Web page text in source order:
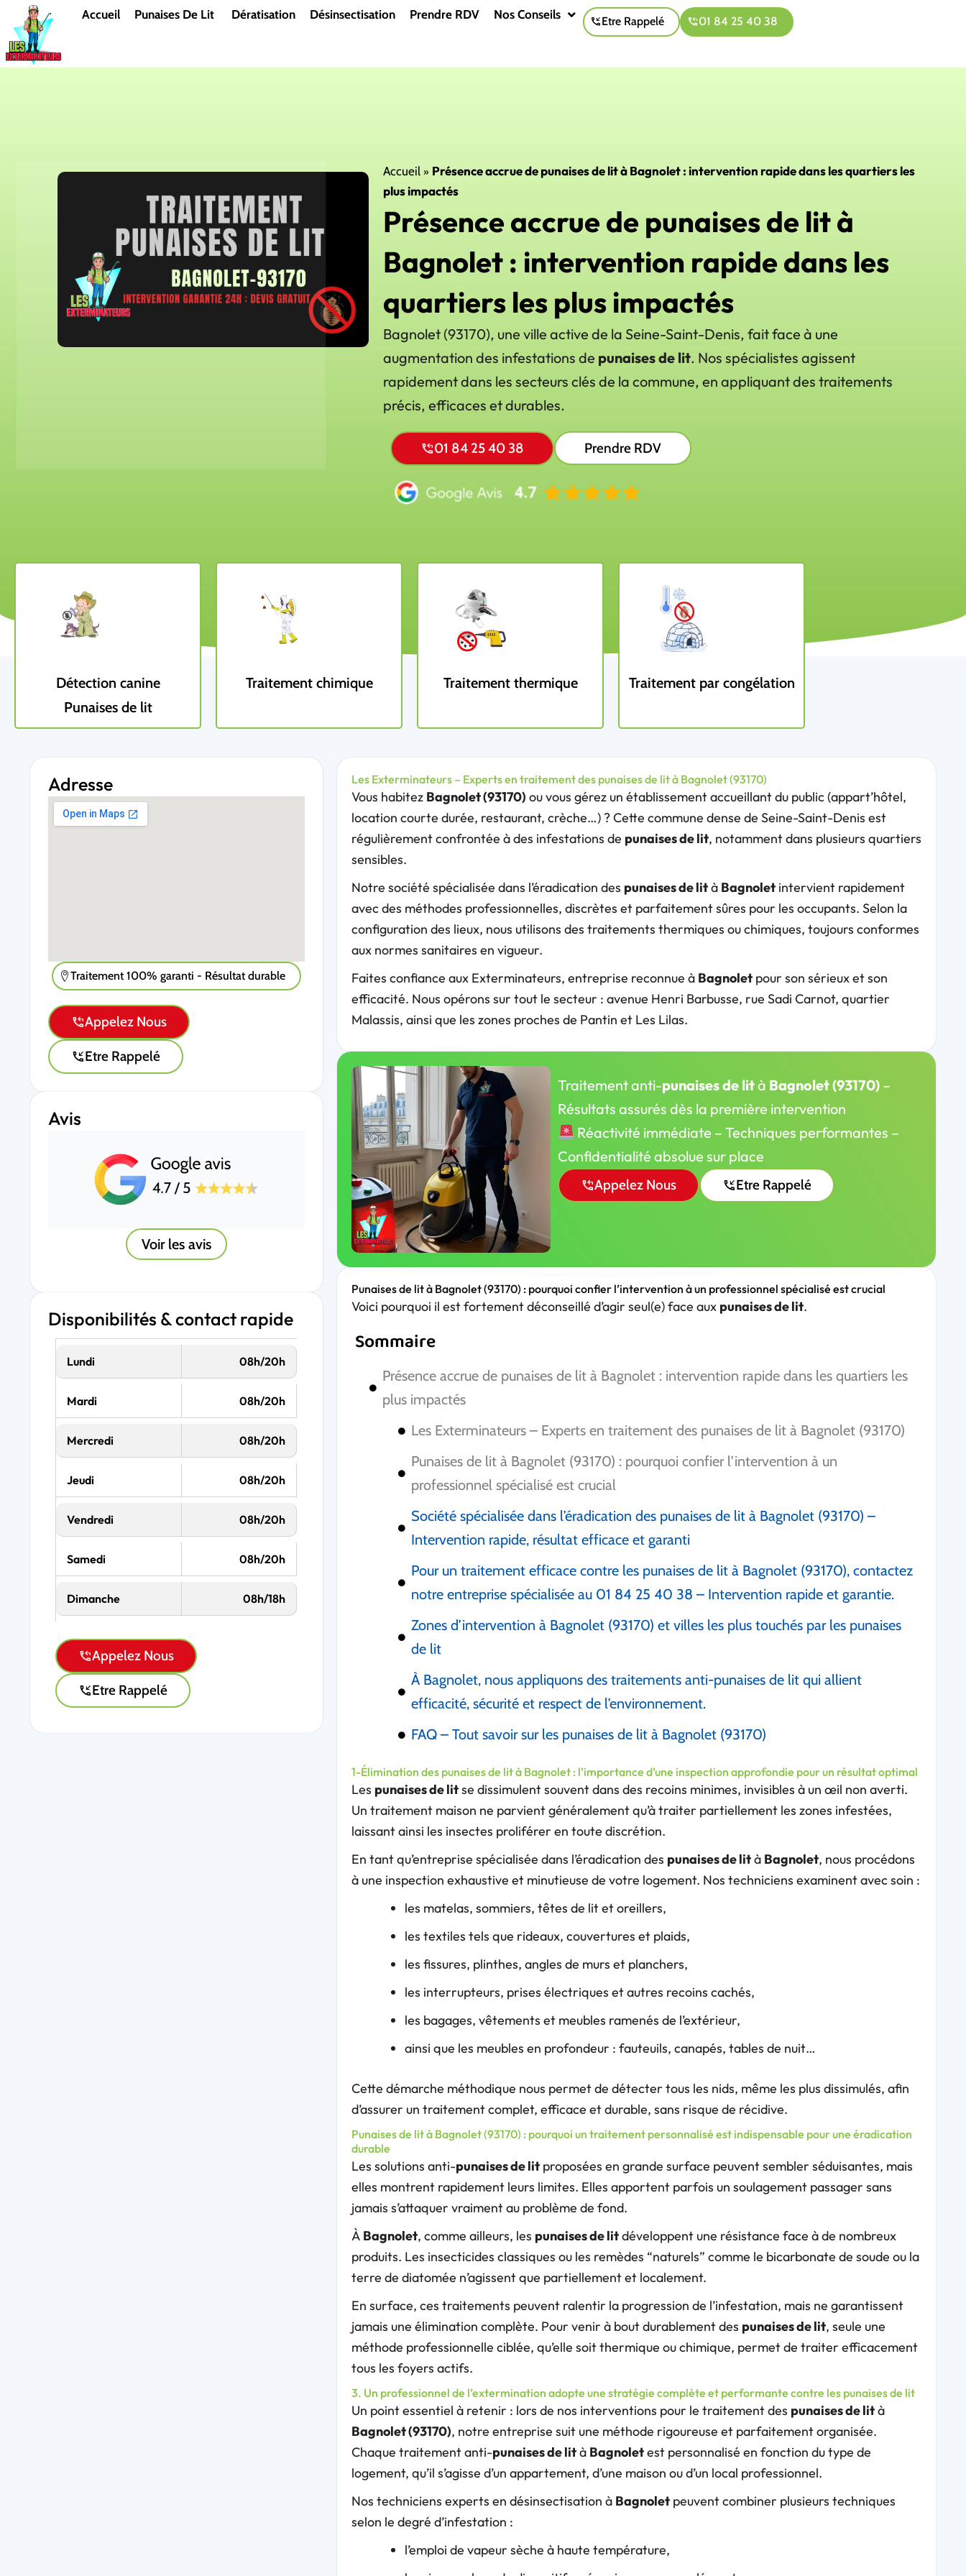
contenu
Accueil Punaises De Lit Dératisation Désinsectisation Prendre RDV Nos Conseils Etre Rappelé 01 84 25 40 38
Accueil » Présence accrue de punaises de lit à Bagnolet : intervention rapide dans les quartiers les
plus impactés
Présence accrue de punaises de lit à
Bagnolet : intervention rapide dans les
quartiers les plus impactés
Bagnolet (93170), une ville active de la Seine-Saint-Denis, fait face à une
augmentation des infestations de punaises de lit. Nos spécialistes agissent
rapidement dans les secteurs clés de la commune, en appliquant des traitements
précis, efficaces et durables.
01 84 25 40 38 Prendre RDV
Détection canine
Punaises de lit
Traitement chimique Traitement thermique Traitement par congélation
Adresse
Traitement 100% garanti - Résultat durable
Appelez Nous
Etre Rappelé
Avis
Voir les avis
Disponibilités & contact rapide
Lundi 08h/20h
Mardi 08h/20h
Mercredi 08h/20h
Jeudi 08h/20h
Vendredi 08h/20h
Samedi 08h/20h
Dimanche 08h/18h
Appelez Nous
Etre Rappelé
Les Exterminateurs – Experts en traitement des punaises de lit à Bagnolet (93170)
Vous habitez Bagnolet (93170) ou vous gérez un établissement accueillant du public (appart’hôtel,
location courte durée, restaurant, crèche…) ? Cette commune dense de Seine-Saint-Denis est
régulièrement confrontée à des infestations de punaises de lit, notamment dans plusieurs quartiers
sensibles.
Notre société spécialisée dans l’éradication des punaises de lità Bagnoletintervient rapidement
avec des méthodes professionnelles, discrètes et parfaitement sûres pour les occupants. Selon la
configuration des lieux, nous utilisons des traitements thermiques ou chimiques, toujours conformes
aux normes sanitaires en vigueur.
Faites confiance aux Exterminateurs, entreprise reconnue à Bagnoletpour son sérieux et son
efficacité. Nous opérons sur tout le secteur : avenue Henri Barbusse, rue Sadi Carnot, quartier
Malassis, ainsi que les zones proches de Pantin et Les Lilas.
Traitement anti-punaises de lità Bagnolet (93170) –
Résultats assurés dès la première intervention
Réactivité immédiate – Techniques performantes –
Confidentialité absolue sur place
Appelez Nous Etre Rappelé
Punaises de lit à Bagnolet (93170) : pourquoi confier l’intervention à un professionnel spécialisé est crucial
Voici pourquoi il est fortement déconseillé d’agir seul(e) face aux punaises de lit.
Sommaire
Présence accrue de punaises de lit à Bagnolet : intervention rapide dans les quartiers les
plus impactés
Les Exterminateurs – Experts en traitement des punaises de lit à Bagnolet (93170)
Punaises de lit à Bagnolet (93170) : pourquoi confier l’intervention à un
professionnel spécialisé est crucial
Société spécialisée dans l’éradication des punaises de lit à Bagnolet (93170) –
Intervention rapide, résultat efficace et garanti
Pour un traitement efficace contre les punaises de lit à Bagnolet (93170), contactez
notre entreprise spécialisée au 01 84 25 40 38 – Intervention rapide et garantie.
Zones d’intervention à Bagnolet (93170) et villes les plus touchés par les punaises
de lit
À Bagnolet, nous appliquons des traitements anti-punaises de lit qui allient
efficacité, sécurité et respect de l’environnement.
FAQ – Tout savoir sur les punaises de lit à Bagnolet (93170)
1-Élimination des punaises de lit à Bagnolet : l’importance d’une inspection approfondie pour un résultat optimal
Les punaises de litse dissimulent souvent dans des recoins minimes, invisibles à un œil non averti.
Un traitement maison ne parvient généralement qu’à traiter partiellement les zones infestées,
laissant ainsi les insectes proliférer en toute discrétion.
En tant qu’entreprise spécialisée dans l’éradication des punaises de lità Bagnolet, nous procédons
à une inspection exhaustive et minutieuse de votre logement. Nos techniciens examinent avec soin :
les matelas, sommiers, têtes de lit et oreillers,
les textiles tels que rideaux, couvertures et plaids,
les fissures, plinthes, angles de murs et planchers,
les interrupteurs, prises électriques et autres recoins cachés,
les bagages, vêtements et meubles ramenés de l’extérieur,
ainsi que les meubles en profondeur : fauteuils, canapés, tables de nuit…
Cette démarche méthodique nous permet de détecter tous les nids, même les plus dissimulés, afin
d’assurer un traitement complet, efficace et durable, sans risque de récidive.
Punaises de lit à Bagnolet (93170) : pourquoi un traitement personnalisé est indispensable pour une éradication
durable
Les solutions anti-punaises de litproposées en grande surface peuvent sembler séduisantes, mais
elles montrent rapidement leurs limites. Elles apportent parfois un soulagement passager sans
jamais s’attaquer vraiment au problème de fond.
À Bagnolet, comme ailleurs, les punaises de litdéveloppent une résistance face à de nombreux
produits. Les insecticides classiques ou les remèdes “naturels” comme le bicarbonate de soude ou la
terre de diatomée n’agissent que partiellement et localement.
En surface, ces traitements peuvent ralentir la progression de l’infestation, mais ne garantissent
jamais une élimination complète. Pour venir à bout durablement des punaises de lit, seule une
méthode professionnelle ciblée, qu’elle soit thermique ou chimique, permet de traiter efficacement
tous les foyers actifs.
3. Un professionnel de l’extermination adopte une stratégie complète et performante contre les punaises de lit
Un point essentiel à retenir : lors de nos interventions pour le traitement des punaises de lità
Bagnolet (93170), notre entreprise suit une méthode rigoureuse et parfaitement organisée.
Chaque traitement anti-punaises de lità Bagnoletest personnalisé en fonction du type de
logement, qu’il s’agisse d’un appartement, d’une maison ou d’un local professionnel.
Nos techniciens experts en désinsectisation à Bagnoletpeuvent combiner plusieurs techniques
selon le degré d’infestation :
l’emploi de vapeur sèche à haute température,